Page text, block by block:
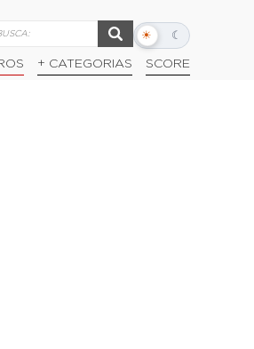
☀ ☾
Alternar
escuro
+ CATEGORIAS SCORE